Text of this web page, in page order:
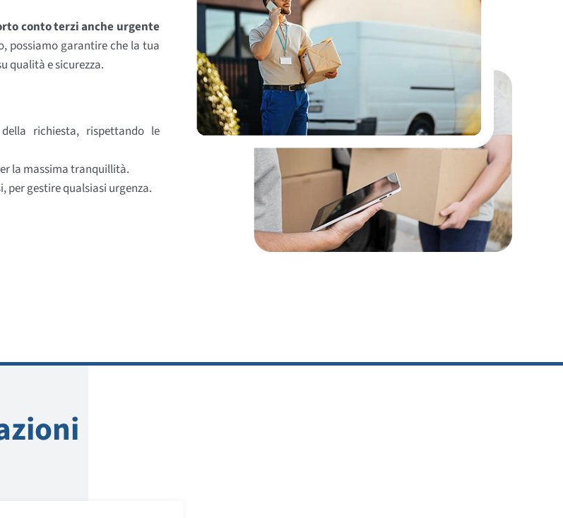
conto terzi anche urgente
possiamo garantire che la tua
qualità e sicurezza.
richiesta, rispettando le
la massima tranquillità.
per gestire qualsiasi urgenza.